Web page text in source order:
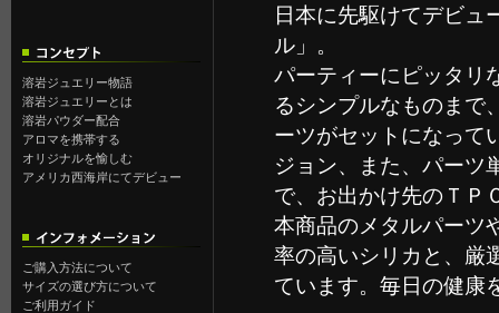
溶岩ジュエリー物語
溶岩ジュエリーとは
溶岩パウダー配合
アロマを携帯する
オリジナルを愉しむ
アメリカ西海岸にてデビュー
ご購入方法について
サイズの選び方について
ご利用ガイド
日本に先駆けてデビュ
ル」。
パーティーにピッタリ
るシンプルなものまで
ーツがセットになって
ジョン、また、パーツ
で、お出かけ先のＴＰ
本商品のメタルパーツ
率の高いシリカと、厳
ています。毎日の健康